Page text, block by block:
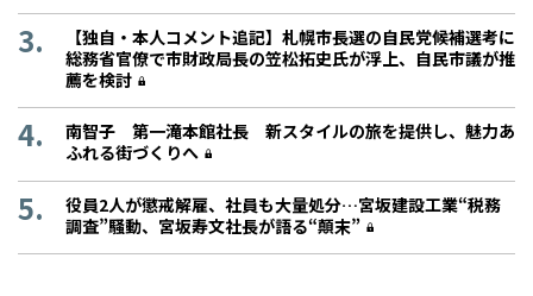
【独自・本人コメント追記】札幌市長選の自民党候補選考に
総務省官僚で市財政局長の笠松拓史氏が浮上、自民市議が推
薦を検討
南智子 第一滝本館社長 新スタイルの旅を提供し、魅力あ
ふれる街づくりへ
役員2人が懲戒解雇、社員も大量処分…宮坂建設工業“税務
調査”騒動、宮坂寿文社長が語る“顛末”